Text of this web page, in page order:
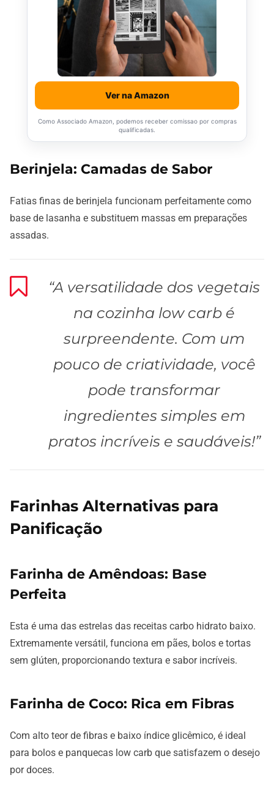
Ver na Amazon
Como Associado Amazon, podemos receber comissao por compras
qualificadas.
Berinjela: Camadas de Sabor
Fatias finas de berinjela funcionam perfeitamente como
base de lasanha e substituem massas em preparações
assadas.
“A versatilidade dos vegetais
na cozinha low carb é
surpreendente. Com um
pouco de criatividade, você
pode transformar
ingredientes simples em
pratos incríveis e saudáveis!”
Farinhas Alternativas para
Panificação
Farinha de Amêndoas: Base
Perfeita
Esta é uma das estrelas das receitas carbo hidrato baixo.
Extremamente versátil, funciona em pães, bolos e tortas
sem glúten, proporcionando textura e sabor incríveis.
Farinha de Coco: Rica em Fibras
Com alto teor de fibras e baixo índice glicêmico, é ideal
para bolos e panquecas low carb que satisfazem o desejo
por doces.